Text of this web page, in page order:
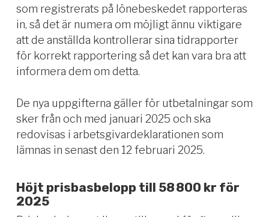
som registrerats på lönebeskedet rapporteras
in, så det är numera om möjligt ännu viktigare
att de anställda kontrollerar sina tidrapporter
för korrekt rapportering så det kan vara bra att
informera dem om detta.
De nya uppgifterna gäller för utbetalningar som
sker från och med januari 2025 och ska
redovisas i arbetsgivardeklarationen som
lämnas in senast den 12 februari 2025.
Höjt prisbasbelopp till 58 800 kr för
2025